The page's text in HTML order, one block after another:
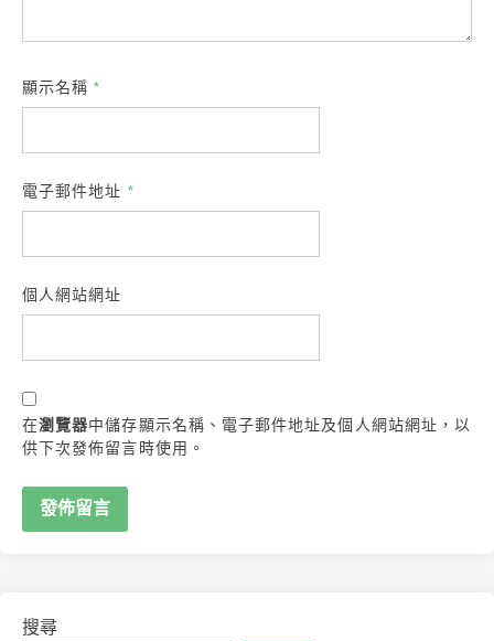
顯示名稱 *
電子郵件地址 *
個人網站網址
在瀏覽器中儲存顯示名稱、電子郵件地址及個人網站網址，以
供下次發佈留言時使用。
搜尋